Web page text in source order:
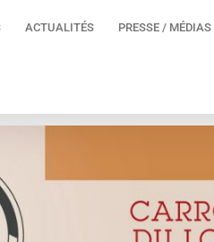
ACTUALITÉS PRESSE / MÉDIAS